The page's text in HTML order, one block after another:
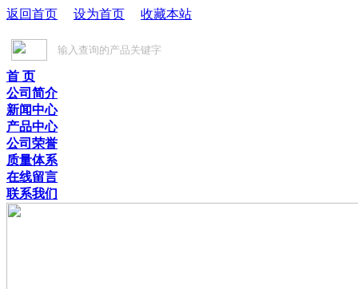
返回首页 设为首页 收藏本站
首 页
公司简介
新闻中心
产品中心
公司荣誉
质量体系
在线留言
联系我们